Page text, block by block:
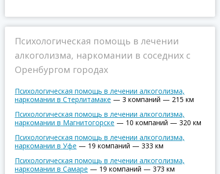
Психологическая помощь в лечении
алкоголизма, наркомании в соседних с
Оренбургом городах
Психологическая помощь в лечении алкоголизма,
наркомании в Стерлитамаке — 3 компаний — 215 км
Психологическая помощь в лечении алкоголизма,
наркомании в Магнитогорске — 10 компаний — 320 км
Психологическая помощь в лечении алкоголизма,
наркомании в Уфе — 19 компаний — 333 км
Психологическая помощь в лечении алкоголизма,
наркомании в Самаре — 19 компаний — 373 км